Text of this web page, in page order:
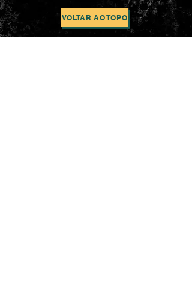
VOLTAR AO TOPO